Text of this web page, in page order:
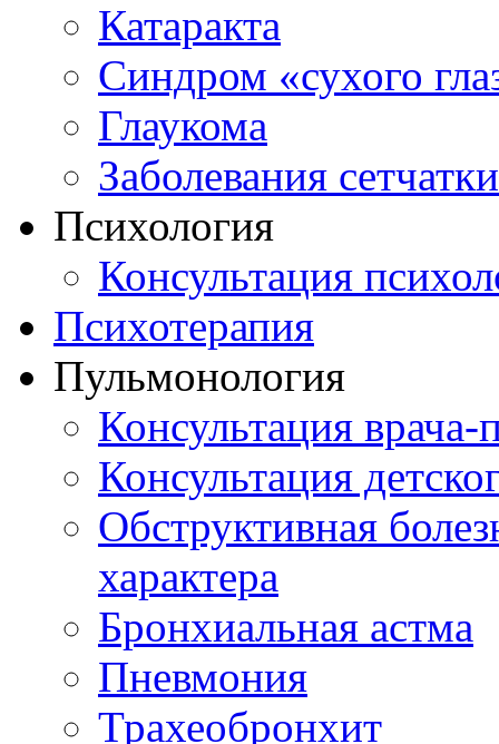
Катаракта
Синдром «сухого
Глаукома
Заболевания сетчатки
Психология
Консультация
Психотерапия
Пульмонология
Консультация врача-
Консультация
Обструктивная
характера
Бронхиальная астма
Пневмония
Трахеобронхит